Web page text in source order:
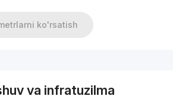
ko'rsatish
va infratuzilma